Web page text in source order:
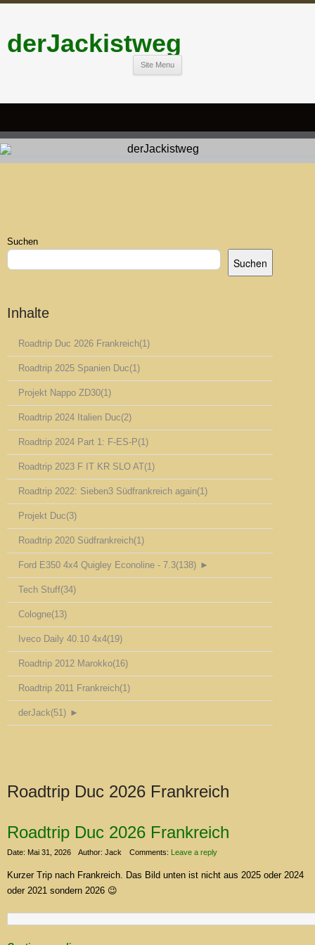
derJackistweg
Site Menu
Suchen
Suchen
Inhalte
Roadtrip Duc 2026 Frankreich(1)
Roadtrip 2025 Spanien Duc(1)
Projekt Nappo ZD30(1)
Roadtrip 2024 Italien Duc(2)
Roadtrip 2024 Part 1: F-ES-P(1)
Roadtrip 2023 F IT KR SLO AT(1)
Roadtrip 2022: Sieben3 Südfrankreich again(1)
Projekt Duc(3)
Roadtrip 2020 Südfrankreich(1)
Ford E350 4x4 Quigley Econoline - 7.3(138) ►
Tech Stuff(34)
Cologne(13)
Iveco Daily 40.10 4x4(19)
Roadtrip 2012 Marokko(16)
Roadtrip 2011 Frankreich(1)
derJack(51) ►
Roadtrip Duc 2026 Frankreich
Roadtrip Duc 2026 Frankreich
Date: Mai 31, 2026 Author: Jack Comments: Leave a reply
Kurzer Trip nach Frankreich. Das Bild unten ist nicht aus 2025 oder 2024
oder 2021 sondern 2026 😉